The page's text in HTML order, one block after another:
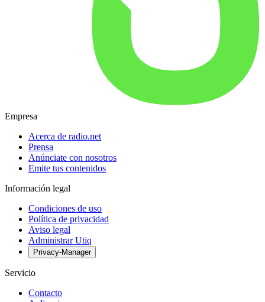
Empresa
Acerca de radio.net
Prensa
Anúnciate con nosotros
Emite tus contenidos
Información legal
Condiciones de uso
Política de privacidad
Aviso legal
Administrar Utiq
Privacy-Manager
Servicio
Contacto